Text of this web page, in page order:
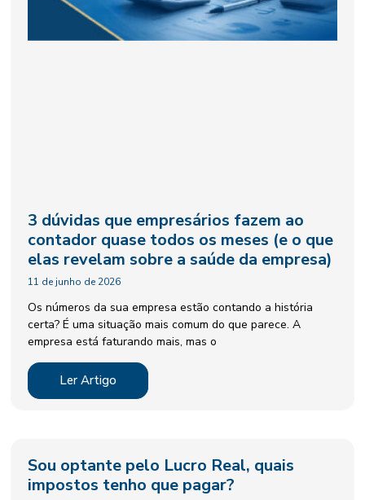
3 dúvidas que empresários fazem ao
contador quase todos os meses (e o que
elas revelam sobre a saúde da empresa)
11 de junho de 2026
Os números da sua empresa estão contando a história
certa? É uma situação mais comum do que parece. A
empresa está faturando mais, mas o
Ler Artigo
Sou optante pelo Lucro Real, quais
impostos tenho que pagar?